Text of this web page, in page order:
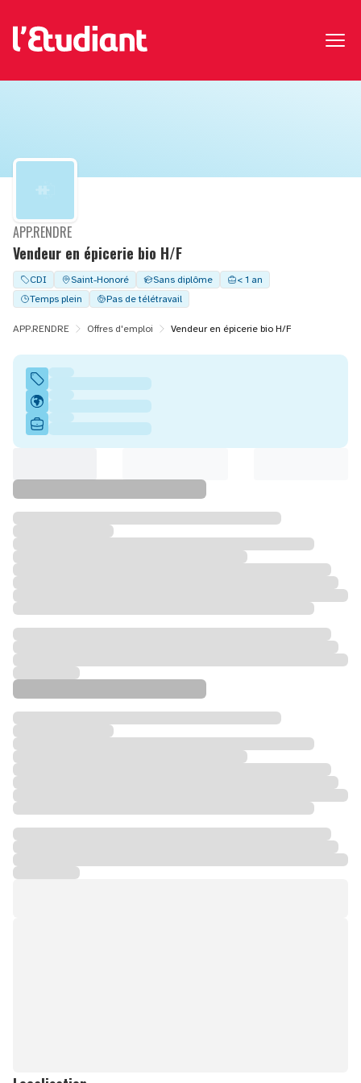
Vendeur en épicerie bio H/F
APP.RENDRE
CDI Saint-Honoré Sans diplôme
< 1 an
Temps plein
Pas de télétravail
APP.RENDRE Offres d'emploi Vendeur en épicerie bio H/F